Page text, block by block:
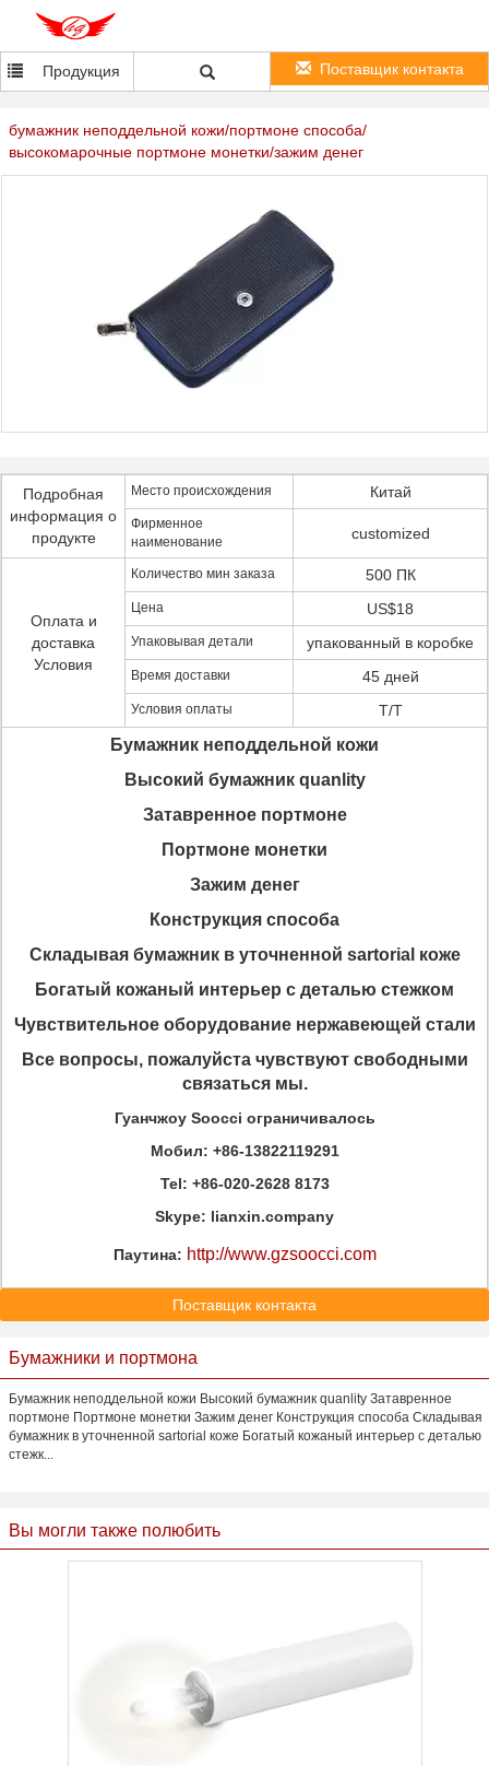
Продукция Поставщик контакта
бумажник неподдельной кожи/портмоне способа/
высокомарочные портмоне монетки/зажим денег
Подробная
информация о
продукте
Место происхождения Китай
Фирменное
наименование
customized
Оплата и
доставка
Условия
Количество мин заказа 500 ПК
Цена US$18
Упаковывая детали упакованный в коробке
Время доставки 45 дней
Условия оплаты T/T
Бумажник неподдельной кожи
Высокий бумажник quanlity
Затавренное портмоне
Портмоне монетки
Зажим денег
Конструкция способа
Складывая бумажник в уточненной sartorial коже
Богатый кожаный интерьер с деталью стежком
Чувствительное оборудование нержавеющей стали
Все вопросы, пожалуйста чувствуют свободными
связаться мы.
Гуанчжоу Soocci ограничивалось
Мобил: +86-13822119291
Tel: +86-020-2628 8173
Skype: lianxin.company
Паутина: http://www.gzsoocci.com
Поставщик контакта
Бумажники и портмона
Бумажник неподдельной кожи Высокий бумажник quanlity Затавренное
портмоне Портмоне монетки Зажим денег Конструкция способа Складывая
бумажник в уточненной sartorial коже Богатый кожаный интерьер с деталью
стежк...
Вы могли также полюбить